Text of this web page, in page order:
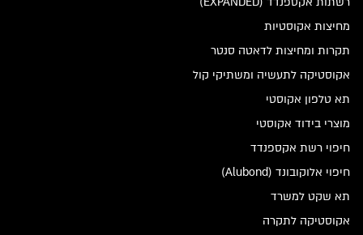
מחיצות אקוסטיות
תקרות ומחיצות לדאטה סנטר
אקוסטיקה לתעשיה ומשתיקי קול
תא טלפון אקוסטי
מוצרי בידוד אקוסטי
חיפוי רשת אקספנדד
חיפוי אלוקובונד (Alubond)
תא שקט למשרד
אקוסטיקה לתקרה